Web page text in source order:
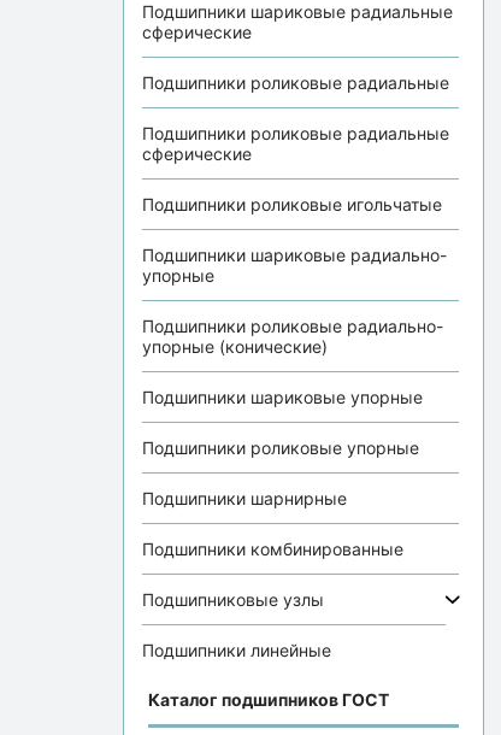
Подшипники шариковые радиальные
сферические
Подшипники роликовые радиальные
Подшипники роликовые радиальные
сферические
Подшипники роликовые игольчатые
Подшипники шариковые радиально-
упорные
Подшипники роликовые радиально-
упорные (конические)
Подшипники шариковые упорные
Подшипники роликовые упорные
Подшипники шарнирные
Подшипники комбинированные
Подшипниковые узлы
Подшипники линейные
Каталог подшипников ГОСТ